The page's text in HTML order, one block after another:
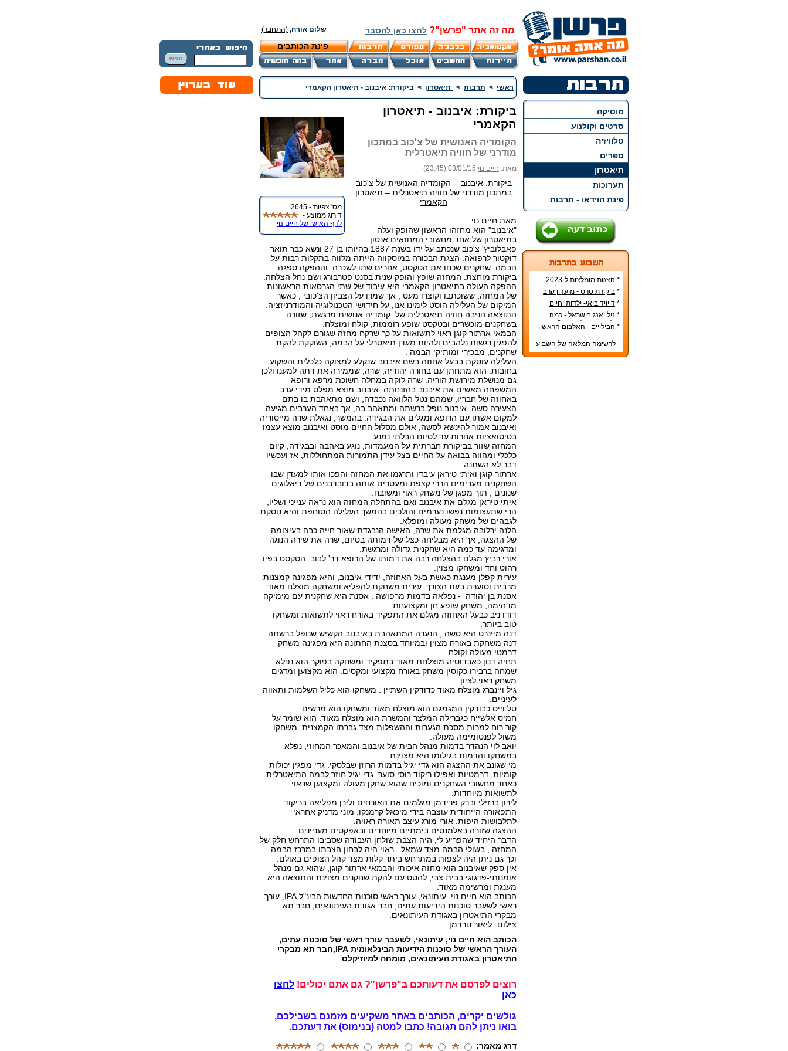
מה זה אתר "פרשן"? לחצו כאן להסבר שלום אורח, (התחבר)
פינת הכותבים
מוסיקה
סרטים וקולנוע
טלוויזיה
ספרים
תיאטרון
תערוכות
פינת הוידאו - תרבות
*
הצגות מומלצות ל-2023 -
הרשימה הטובה ביותר!
* ביקורת סרט - מועדון קרב
* דייויד בואי- ילדות וחיים
אישיים
* ניל יאנג בישראל - כמה
עולה כרטיס להופעה?
* הבילויים - האלבום הראשון
לרשימה המלאה של השבוע
ראשי > תרבות > תיאטרון > ביקורת: איבנוב - תיאטרון הקאמרי
מס' צפיות - 2645
דירוג ממוצע -
לדף האישי של חיים נוי
ביקורת: איבנוב - תיאטרון
הקאמרי
הקומדיה האנושית של צ'כוב במתכון
מודרני של חוויה תיאטרלית
מאת: חיים נוי 03/01/15 (23:45)
ביקורת: איבנוב - הקומדיה האנושית של צ'כוב
במתכון מודרני של חוויה תיאטרלית – תיאטרון
הקאמרי
מאת חיים נוי
"איבנוב" הוא מחזהו הראשון שהופק ועלה
בתיאטרון של אחד מחשובי המחזאים אנטון
פאבלוביץ' צ'כוב שנכתב על ידו בשנת 1887 בהיותו בן 27 ונשא כבר תואר
דוקטור לרפואה. הצגת הבכורה במוסקווה הייתה מלווה בתקלות רבות על
הבמה. שחקנים שכחו את הטקסט, אחרים שתו לשכרה וההפקה ספגה
ביקורת מוחצת. המחזה שופץ והופק שנית בסנט פטרבורג ושם נחל הצלחה.
ההפקה העולה בתיאטרון הקאמרי היא עיבוד של שתי הגרסאות הראשונות
של המחזה, ששוכתבו וקוצרו מעט , אך שמרו על הצביון הצ'כובי , כאשר
המיקום של העלילה הוסט לימינו אנו, על חידושי הטכנולוגיה והמודרניזציה.
התוצאה הניבה חוויה תיאטרלית של קומדיה אנושית מרגשת, שזורה
בשחקנים מוכשרים ובטקסט שופע רוממות, קולח ומוצלח.
הבמאי ארתור קוגן ראוי לתשואות על כך שרקח מחזה שגורם לקהל הצופים
להפגין רגשות נלהבים ולהיות מעדן תיאטרלי על הבמה, השוקקת להקת
שחקנים, מבכירי ומותיקי הבמה .
העלילה עוסקת בבעל אחוזה בשם איבנוב שנקלע למצוקה כלכלית והשקוע
בחובות. הוא מתחתן עם בחורה יהודיה, שרה, שממירה את דתה למענו ולכן
גם מנושלת מירושת הוריה. שרה לוקה במחלה חשוכת מרפא ורופא
המשפחה מאשים את איבנוב בהזנחתה. איבנוב מוצא מפלט מידי ערב
באחוזה של חבריו, שמהם נטל הלוואה נכבדה, ושם מתאהבת בו בתם
הצעירה סשה. איבנוב נופל ברשתה ומתאהב בה, אך באחד הערבים מגיעה
למקום אשתו עם הרופא ומגלים את הבגידה. בהמשך, נגאלת שרה מייסוריה
ואיבנוב אמור להינשא לסשה, אולם מסלול החיים מוסט ואיבנוב מוצא עצמו
בסיטואציות אחרות עד לסיום הבלתי נמנע.
המחזה שזור בביקורת חברתית על המעמדות, נוגע באהבה ובבגידה, קיום
כלכלי ומהווה בבואה על החיים בצל עידן התמורות המתחוללות, אז ועכשיו –
דבר לא השתנה.
ארתור קוגן ואיתי טיראן עיבדו ותרגמו את המחזה והפכו אותו למעדן שבו
השחקנים מערימים הררי קצפת ומעטרים אותה בדובדבנים של דיאלוגים
שנונים , תוך מפגן של משחק ראוי ומשובח.
איתי טיראן מגלם את איבנוב ואם בהתחלה המחזה הוא נראה ענייני ושליו,
הרי שתעצומות נפשו נערמים והולכים בהמשך העלילה הסוחפת והיא נוסקת
לגבהים של משחק מעולה ומופלא.
הלנה ירלובה מגלמת את שרה, האישה הנבגדת שאור חייה כבה בעיצומה
של ההצגה, אך היא מבליחה כצל של דמותה בסיום, שרה את שירה הנוגה
ומדגימה עד כמה היא שחקנית גדולה ומרגשת.
אורי רביץ מגלם בהצלחה רבה את דמותו של הרופא דר' לבוב. הטקסט בפיו
רהוט וחד ומשחקו מצוין.
עירית קפלן מענגת כאשת בעל האחוזה, ידידי איבנוב, והיא מפגינה קמצנות
מרבית וסוערת בעת הצורך. עירית משחקת להפליא ומשחקה מוצלח מאוד.
אסנת בן יהודה - נפלאה בדמות מרפושה . אסנת היא שחקנית עם מימיקה
מדהימה, משחק שופע חן ומקצועיות.
דודו ניב כבעל האחוזה מגלם את התפקיד באורח ראוי לתשואות ומשחקו
טוב ביותר.
דנה מיינרט היא סשה , הנערה המתאהבת באיבנוב הקשיש שנופל ברשתה.
דנה משחקת באורח מצוין ובמיוחד בסצנת החתונה היא מפגינה משחק
דרמטי מעולה וקולח.
תחיה דנון כאבדוטיה מוצלחת מאוד בתפקיד ומשחקה בפוקר הוא נפלא.
שמחה ברבירו כקוסין משחק באורח מקצועי ומקסים. הוא מקצוען ומדגים
משחק ראוי לציון.
גיל ויינברג מוצלח מאוד כדודקין השתיין . משחקו הוא כליל השלמות ותאווה
לעיניים.
טל וייס כבודקין המגמגם הוא מוצלח מאוד ומשחקו הוא מרשים.
חמיס אלשייח כגברילה המלצר והמשרת הוא מוצלח מאוד. הוא שומר על
קור רוח למרות מסכת הגערות וההשפלות מצד גברתו הקמצנית. משחקו
משול לפנטומימה מעולה.
יואב לוי הנהדר בדמות מנהל הבית של איבנוב והמאכר המחוזי, נפלא
במשחקו והדמות בגילומו היא מצוינת .
מי שגונב את ההצגה הוא גדי יגיל בדמות הרוזן שבלסקי. גדי מפגין יכולות
קומיות, דרמטיות ואפילו ריקוד רוסי סוער. גדי יגיל חוזר לבמה התיאטרלית
כאחד מחשובי השחקנים ומוכיח שהוא שחקן מעולה ומקצוען שראוי
לתשואות מיוחדות.
לירון ברזילי וברק פרידמן מגלמים את האורחים ולירן מפליאה בריקוד.
התפאורה הייחודית עוצבה בידי מיכאל קרמנקו. מוני מדניק אחראי
לתלבושות היפות. אורי מורג עיצב תאורה ראויה.
ההצגה שזורה באלמנטים בימתיים מיוחדים ובאפקטים מעניינים.
הדבר היחיד שהפריע לי, היה הצבת שולחן העבודה שסביבו התרחש חלק של
המחזה , בשולי הבמה מצד שמאל . ראוי היה לבחון הצבתו במרכז הבמה
וכך גם ניתן היה לצפות במתרחש ביתר קלות מצד קהל הצופים באולם.
אין ספק שאיבנוב הוא מחזה איכותי והבמאי ארתור קוגן, שהוא גם מנהל
אומנותי-פדגוגי בבית צבי, להטט עם להקת שחקנים מצוינת והתוצאה היא
מענגת ומרשימה מאוד.
הכותב הוא חיים נוי, עיתונאי, עורך ראשי סוכנות החדשות הבינ"ל IPA, עורך
ראשי לשעבר סוכנות הידיעות עתים, חבר אגודת העיתונאים, חבר תא
מבקרי התיאטרון באגודת העיתונאים.
צילום- ליאור נורדמן
הכותב הוא חיים נוי, עיתונאי, לשעבר עורך ראשי של סוכנות עתים,
העורך הראשי של סוכנות הידיעות הבינלאומית IPA,חבר תא מבקרי
התיאטרון באגודת העיתונאים, מומחה למיוזיקלס
רוצים לפרסם את דעותכם ב"פרשן"? גם אתם יכולים! לחצו
כאן
גולשים יקרים, הכותבים באתר משקיעים מזמנם בשבילכם,
בואו ניתן להם תגובה! כתבו למטה (בנימוס) את דעתכם.
דרג מאמר: